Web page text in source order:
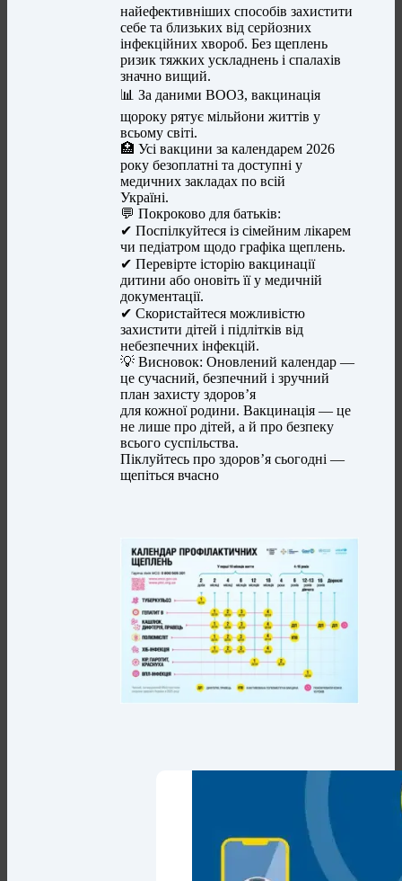
найефективніших способів захистити
себе та близьких від серйозних
інфекційних хвороб. Без щеплень
ризик тяжких ускладнень і спалахів
значно вищий.
📊 За даними ВООЗ, вакцинація
щороку рятує мільйони життів у
всьому світі.
🏥 Усі вакцини за календарем 2026
року безоплатні та доступні у
медичних закладах по всій
Україні.
💬 Покроково для батьків:
✔ Поспілкуйтеся із сімейним лікарем
чи педіатром щодо графіка щеплень.
✔ Перевірте історію вакцинації
дитини або оновіть її у медичній
документації.
✔ Скористайтеся можливістю
захистити дітей і підлітків від
небезпечних інфекцій.
💡 Висновок: Оновлений календар —
це сучасний, безпечний і зручний
план захисту здоров’я
для кожної родини. Вакцинація — це
не лише про дітей, а й про безпеку
всього суспільства.
Піклуйтесь про здоров’я сьогодні —
щепіться вчасно